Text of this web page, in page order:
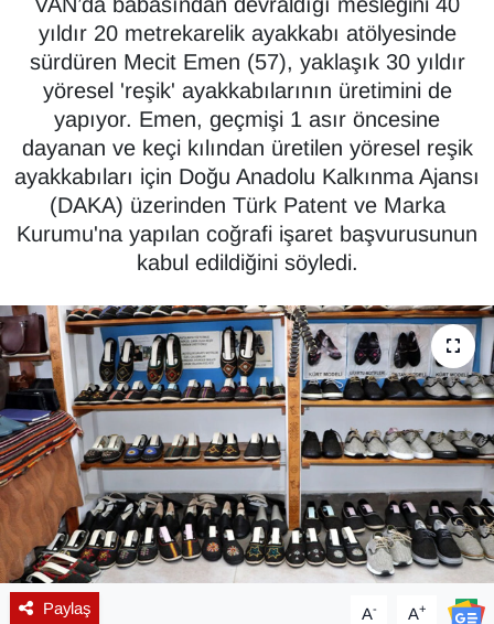
yıldır 20 metrekarelik ayakkabı atölyesinde
sürdüren Mecit Emen (57), yaklaşık 30 yıldır
yöresel 'reşik' ayakkabılarının üretimini de
yapıyor. Emen, geçmişi 1 asır öncesine
dayanan ve keçi kılından üretilen yöresel reşik
ayakkabıları için Doğu Anadolu Kalkınma Ajansı
(DAKA) üzerinden Türk Patent ve Marka
Kurumu'na yapılan coğrafi işaret başvurusunun
kabul edildiğini söyledi.
Paylaş A- A+
ÇEVRE
Deprem
Dernekler, Odalar
Diğer
EĞİTİM
EKONOMİ
Eleman
Emlak
En çok konuşulanlar
GENEL
Tüm Manşetler
Son Dakika Haberleri
Haber Arşivi